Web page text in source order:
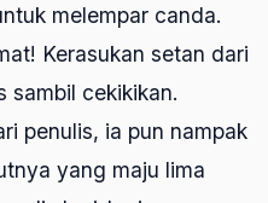
melempar canda.
Kerasukan setan dari
sambil cekikikan.
penulis, ia pun nampak
yang maju lima